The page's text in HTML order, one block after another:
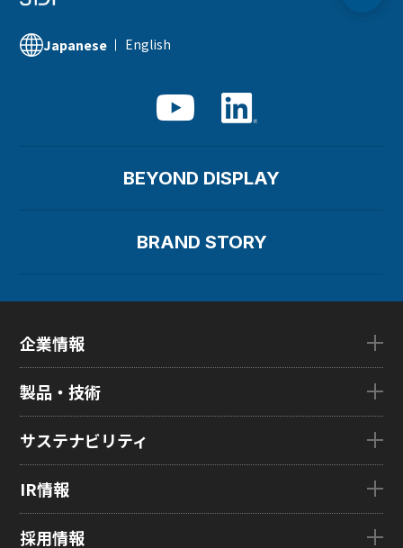
Japanese English
BEYOND DISPLAY
BRAND STORY
企業情報
ごあいさつ
企業理念
グローバル子会社
製品・技術
eLEAP
HMO
サステナビリティ
トップメッセージ
IR情報
採用情報